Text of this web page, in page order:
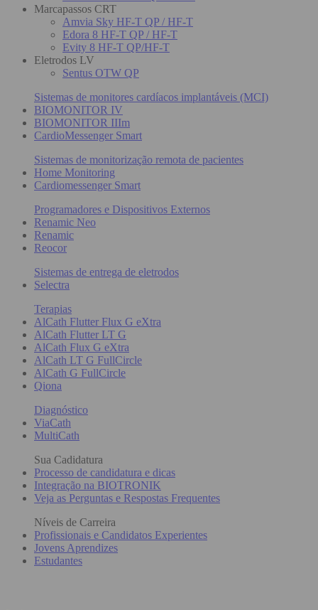
Marcapassos CRT
Amvia Sky HF-T QP / HF-T
Edora 8 HF-T QP / HF-T
Evity 8 HF-T QP/HF-T
Eletrodos LV
Sentus OTW QP
Sistemas de monitores cardíacos implantáveis (MCI)
BIOMONITOR IV
BIOMONITOR IIIm
CardioMessenger Smart
Sistemas de monitorização remota de pacientes
Home Monitoring
Cardiomessenger Smart
Programadores e Dispositivos Externos
Renamic Neo
Renamic
Reocor
Sistemas de entrega de eletrodos
Selectra
Terapias
AlCath Flutter Flux G eXtra
AlCath Flutter LT G
AlCath Flux G eXtra
AlCath LT G FullCircle
AlCath G FullCircle
Qiona
Diagnóstico
ViaCath
MultiCath
Sua Cadidatura
Processo de candidatura e dicas
Integração na BIOTRONIK
Veja as Perguntas e Respostas Frequentes
Níveis de Carreira
Profissionais e Candidatos Experientes
Jovens Aprendizes
Estudantes